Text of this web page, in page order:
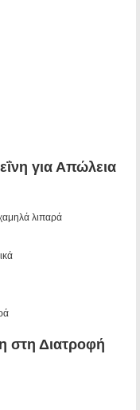
για Απώλεια
λιπαρά
στη Διατροφή